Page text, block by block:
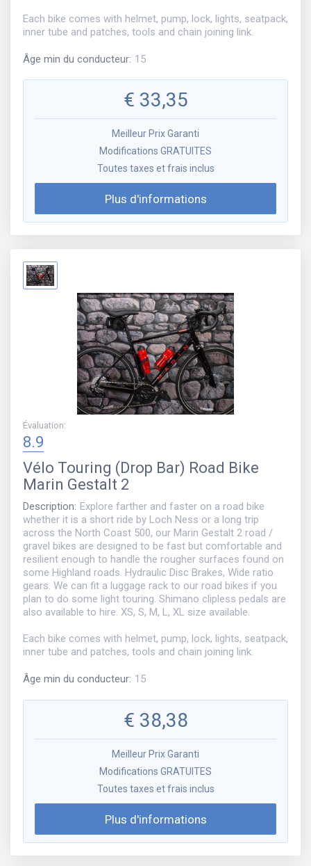
Each bike comes with helmet, pump, lock, lights, seatpack,
inner tube and patches, tools and chain joining link.
Âge min du conducteur: 15
€ 33,35
Meilleur Prix Garanti
Modifications GRATUITES
Toutes taxes et frais inclus
Plus d'informations
Évaluation:
8.9
Vélo Touring (Drop Bar) Road Bike
Marin Gestalt 2
Description: Explore farther and faster on a road bike
whether it is a short ride by Loch Ness or a long trip
across the North Coast 500, our Marin Gestalt 2 road /
gravel bikes are designed to be fast but comfortable and
resilient enough to handle the rougher surfaces found on
some Highland roads. Hydraulic Disc Brakes, Wide ratio
gears. We can fit a luggage rack to our road bikes if you
plan to do some light touring. Shimano clipless pedals are
also available to hire. XS, S, M, L, XL size available.
Each bike comes with helmet, pump, lock, lights, seatpack,
inner tube and patches, tools and chain joining link.
Âge min du conducteur: 15
€ 38,38
Meilleur Prix Garanti
Modifications GRATUITES
Toutes taxes et frais inclus
Plus d'informations